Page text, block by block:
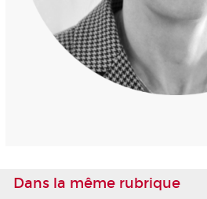
Dans la même rubrique